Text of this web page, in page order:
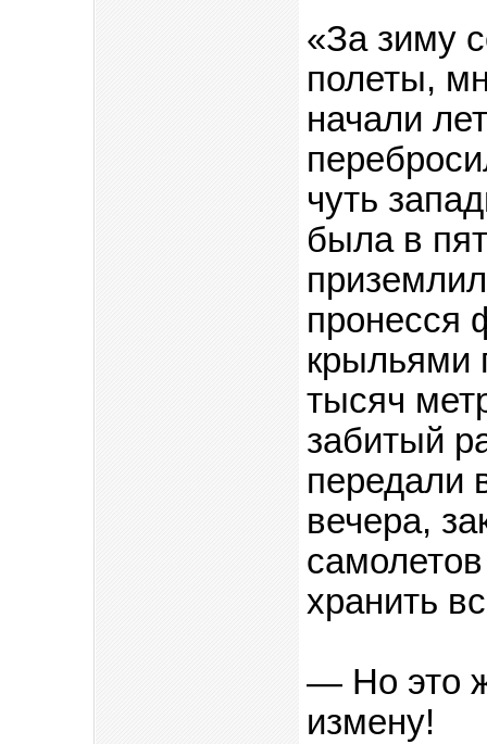
«За зиму
полеты,
начали
чуть
была в
пронесся
крыльями
тысяч
забитый
передали
вечера,
хранить
— Но это
измену!